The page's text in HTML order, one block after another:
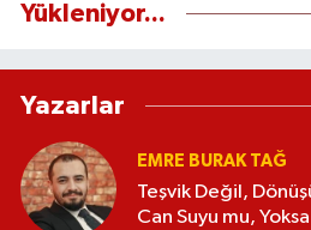
Yükleniyor...
Yazarlar
EMRE BURAK TAĞ
Teşvik Değil,
Can Suyu mu,